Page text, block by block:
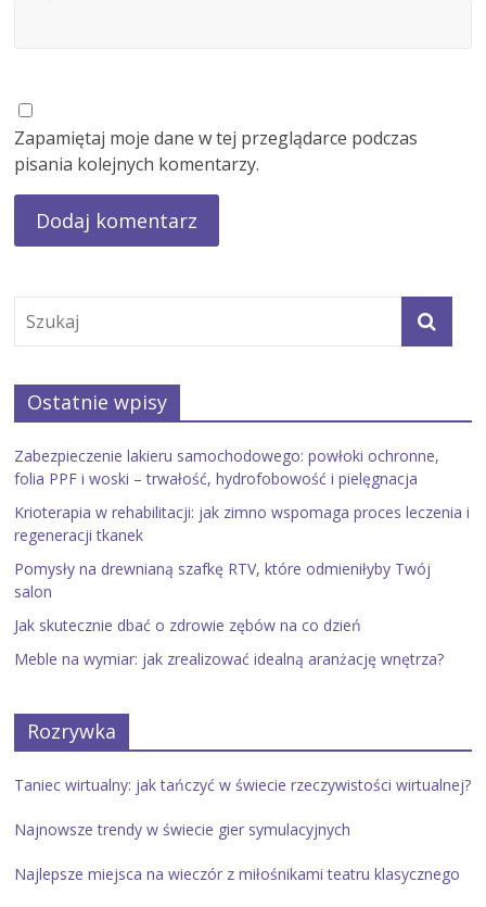
Zapamiętaj moje dane w tej przeglądarce podczas
pisania kolejnych komentarzy.
Ostatnie wpisy
Zabezpieczenie lakieru samochodowego: powłoki ochronne,
folia PPF i woski – trwałość, hydrofobowość i pielęgnacja
Krioterapia w rehabilitacji: jak zimno wspomaga proces leczenia i
regeneracji tkanek
Pomysły na drewnianą szafkę RTV, które odmieniłyby Twój
salon
Jak skutecznie dbać o zdrowie zębów na co dzień
Meble na wymiar: jak zrealizować idealną aranżację wnętrza?
Rozrywka
Taniec wirtualny: jak tańczyć w świecie rzeczywistości wirtualnej?
Najnowsze trendy w świecie gier symulacyjnych
Najlepsze miejsca na wieczór z miłośnikami teatru klasycznego